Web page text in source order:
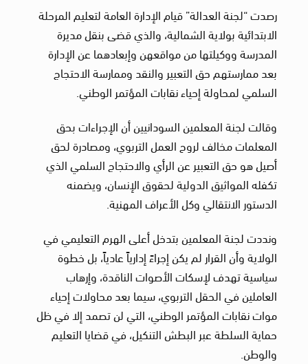
رصدت “لجنة العدالة” قيام الإدارة العامة لتعليم المرحلة
الابتدائية بولاية الشمالية، والذي قضى بنقل مديرة
المدرسة ووكيلتها من مواقعهن وإبعادهما عن الإدارة
بعد ممارستهم حق التعبير والنقد وممارسة الاحتجاج
السلمي لمحاولة إحياء نقابات المؤتمر الوطني.
وقالت لجنة المعلمين السودانيين أن الإجراءات بحق
المعلمات مخالف لروح العمل التربوي، ومصادرة لحق
أصيل هو حق التعبير عن الرأي والاحتجاج السلمي الذي
تكفله المواثيق الدولية لحقوق الإنسان، ويضمنه
الدستور الانتقالي وكل الأعراف المهنية.
ونددت لجنة المعلمين بتدخل أعلى الهرم التعليمي في
الولاية وأن القرار لم يكن إجراءً إدارياً عادياً، بل خطوة
سياسية تهدف لإسكات الأصوات الناقدة، وإرهاب
العاملين في الحقل التربوي، سيما بعد محاولات إحياء
موات نقابات المؤتمر الوطني، التي لن تصمد إلا في ظل
حماية السلطة عبر البطش التنكيل، في قضايا التعليم
والوطن.